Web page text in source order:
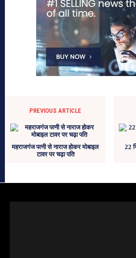
PREVIOUS ARTICLE
महराजगंज पत्नी से नाराज होकर मोबाइल
टावर पर चढ़ा पति
22